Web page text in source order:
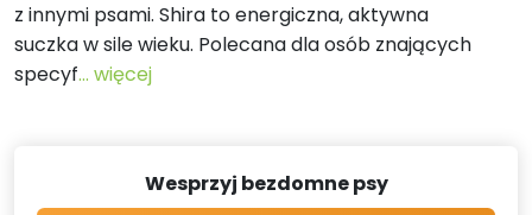
z innymi psami. Shira to energiczna, aktywna
suczka w sile wieku. Polecana dla osób znających
specyf... więcej
Wesprzyj bezdomne psy